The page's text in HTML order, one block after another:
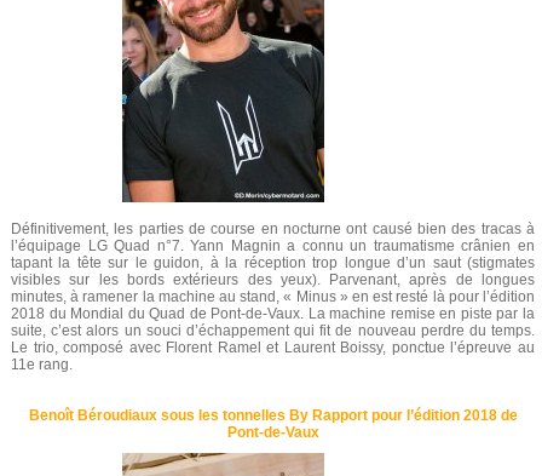
Définitivement, les parties de course en nocturne ont causé bien des tracas à
l’équipage LG Quad n°7. Yann Magnin a connu un traumatisme crânien en
tapant la tête sur le guidon, à la réception trop longue d’un saut (stigmates
visibles sur les bords extérieurs des yeux). Parvenant, après de longues
minutes, à ramener la machine au stand, « Minus » en est resté là pour l’édition
2018 du Mondial du Quad de Pont-de-Vaux. La machine remise en piste par la
suite, c’est alors un souci d’échappement qui fit de nouveau perdre du temps.
Le trio, composé avec Florent Ramel et Laurent Boissy, ponctue l’épreuve au
11e rang.
Benoît Béroudiaux sous les tonnelles By Rapport pour l’édition 2018 de
Pont-de-Vaux